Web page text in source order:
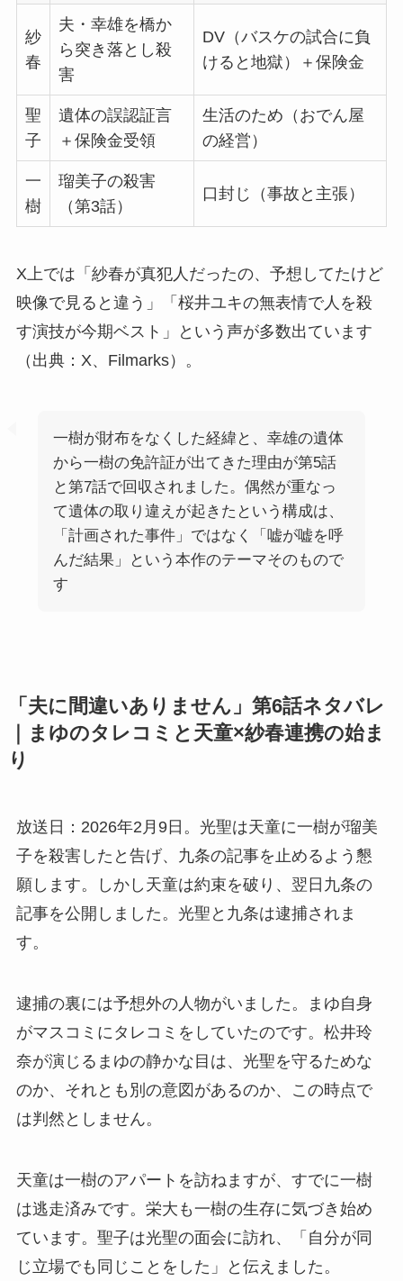
紗
春
夫・幸雄を橋か
ら突き落とし殺
害
DV（バスケの試合に負
けると地獄）＋保険金
聖
子
遺体の誤認証言
＋保険金受領
生活のため（おでん屋
の経営）
一
樹
瑠美子の殺害
（第3話）
口封じ（事故と主張）
X上では「紗春が真犯人だったの、予想してたけど
映像で見ると違う」「桜井ユキの無表情で人を殺
す演技が今期ベスト」という声が多数出ています
（出典：X、Filmarks）。
一樹が財布をなくした経緯と、幸雄の遺体
から一樹の免許証が出てきた理由が第5話
と第7話で回収されました。偶然が重なっ
て遺体の取り違えが起きたという構成は、
「計画された事件」ではなく「嘘が嘘を呼
んだ結果」という本作のテーマそのもので
す
「夫に間違いありません」第6話ネタバレ
｜まゆのタレコミと天童×紗春連携の始ま
り
放送日：2026年2月9日。光聖は天童に一樹が瑠美
子を殺害したと告げ、九条の記事を止めるよう懇
願します。しかし天童は約束を破り、翌日九条の
記事を公開しました。光聖と九条は逮捕されま
す。
逮捕の裏には予想外の人物がいました。まゆ自身
がマスコミにタレコミをしていたのです。松井玲
奈が演じるまゆの静かな目は、光聖を守るためな
のか、それとも別の意図があるのか、この時点で
は判然としません。
天童は一樹のアパートを訪ねますが、すでに一樹
は逃走済みです。栄大も一樹の生存に気づき始め
ています。聖子は光聖の面会に訪れ、「自分が同
じ立場でも同じことをした」と伝えました。